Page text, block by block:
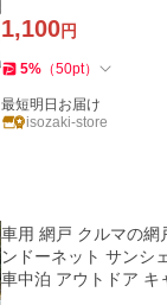
1,100円
5% （50pt）
最短明日お届け
isozaki-store
車用 網戸 クルマの網
ンドーネット サンシ
車中泊 アウトドア キ